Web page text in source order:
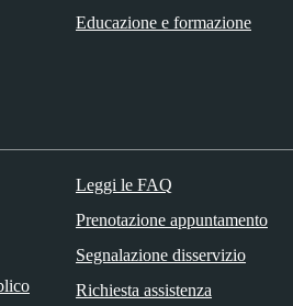
Educazione e formazione
Leggi le FAQ
Prenotazione appuntamento
Segnalazione disservizio
Richiesta assistenza